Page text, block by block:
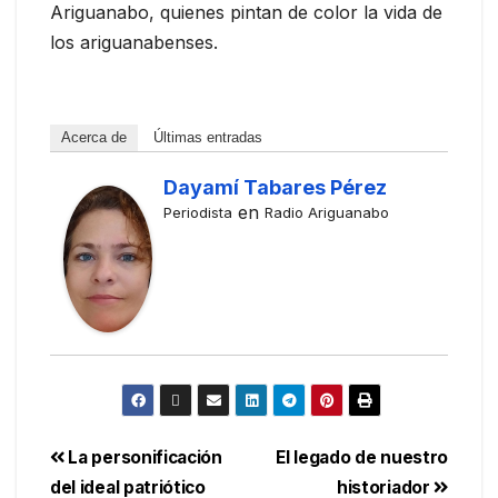
Ariguanabo, quienes pintan de color la vida de
los ariguanabenses.
Acerca de Últimas entradas
Dayamí Tabares Pérez
Periodista en Radio Ariguanabo
El legado de nuestro
historiador
La personificación
del ideal patriótico